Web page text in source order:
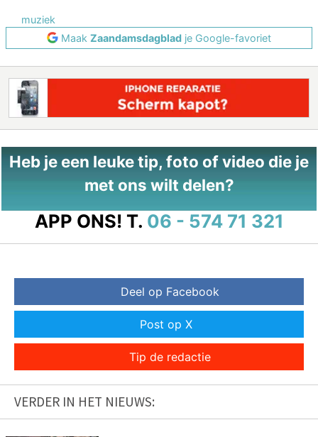
muziek
Maak Zaandamsdagblad je Google-favoriet
Heb je een leuke tip, foto of video die je
met ons wilt delen?
APP ONS! T. 06 - 574 71 321
Deel op Facebook
Post op X
Tip de redactie
VERDER IN HET NIEUWS: